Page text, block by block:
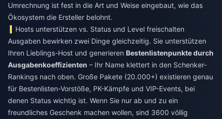
Umrechnung ist fest in die Art und Weise eingebaut, wie das
Ökosystem die Ersteller belohnt.
Hosts unterstützen vs. Status und Level freischalten
Ausgaben bewirken zwei Dinge gleichzeitig. Sie unterstützen
Ihren Lieblings-Host und generieren Bestenlistenpunkte durch
Ausgabenkoeffizienten – Ihr Name klettert in den Schenker-
Rankings nach oben. Große Pakete (20.000+) existieren genau
für Bestenlisten-Vorstöße, PK-Kämpfe und VIP-Events, bei
denen Status wichtig ist. Wenn Sie nur ab und zu ein
freundliches Geschenk machen wollen, sind 3600 völlig